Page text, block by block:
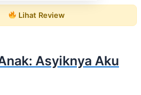
Lihat Review
Asyiknya Aku